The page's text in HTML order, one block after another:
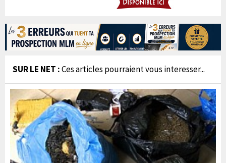
SUR LE NET :Ces articles pourraient vous interesser...